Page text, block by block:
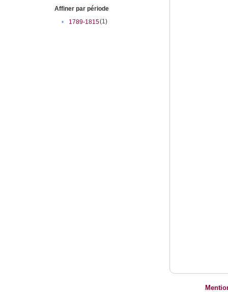
Affiner par période
•
1789-1815(1)